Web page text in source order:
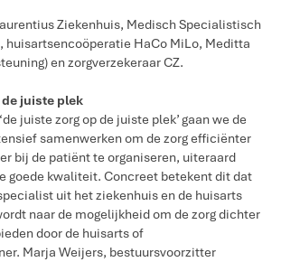
Ziekenhuis, Medisch Specialistisch
huisartsencoöperatie HaCo MiLo, Meditta
en zorgverzekeraar CZ.
juiste plek
juiste zorg op de juiste plek’ gaan we de
samenwerken om de zorg efficiënter
bij de patiënt te organiseren, uiteraard
goede kwaliteit. Concreet betekent dit dat
uit het ziekenhuis en de huisarts
naar de mogelijkheid om de zorg dichter
door de huisarts of
Marja Weijers, bestuursvoorzitter